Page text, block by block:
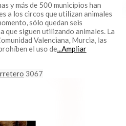
y más de 500 municipios han
a los circos que utilizan animales
sólo quedan seis
que siguen utilizando animales. La
Valenciana, Murcia, las
el uso de...Ampliar
3067